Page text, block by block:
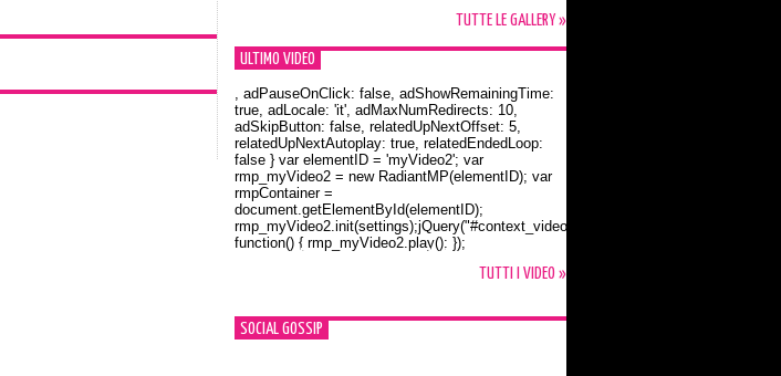
TUTTE LE GALLERY »
ULTIMO VIDEO
Orlando Bloom e la t-shirt dedicata a Flynn
, adPauseOnClick: false, adShowRemainingTime:
true, adLocale: 'it', adMaxNumRedirects: 10,
adSkipButton: false, relatedUpNextOffset: 5,
relatedUpNextAutoplay: true, relatedEndedLoop:
false } var elementID = 'myVideo2'; var
rmp_myVideo2 = new RadiantMP(elementID); var
rmpContainer =
document.getElementById(elementID);
rmp_myVideo2.init(settings);jQuery("#context_video2").one("mouseover",
function() { rmp_myVideo2.play(); });
TUTTI I VIDEO »
SOCIAL GOSSIP